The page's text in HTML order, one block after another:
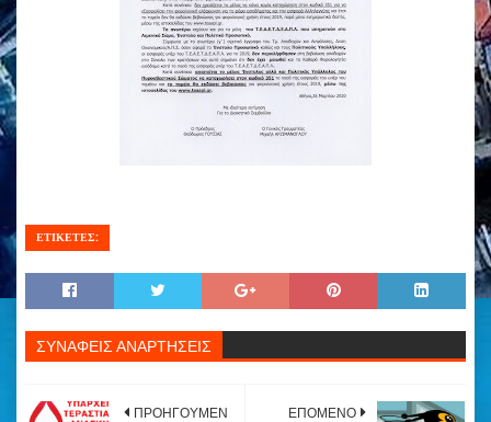
ΕΤΙΚΕΤΕΣ:
ΣΥΝΑΦΕΙΣ ΑΝΑΡΤΗΣΕΙΣ
ΕΠΟΜΕΝΟ
ΠΡΟΗΓΟΥΜΕΝ